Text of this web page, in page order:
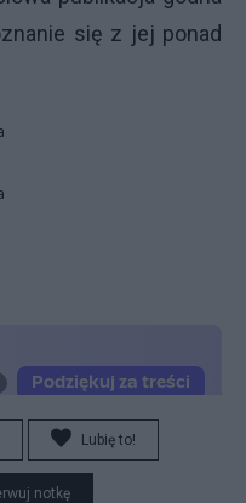
się z jej ponad
Lubię to!
notkę